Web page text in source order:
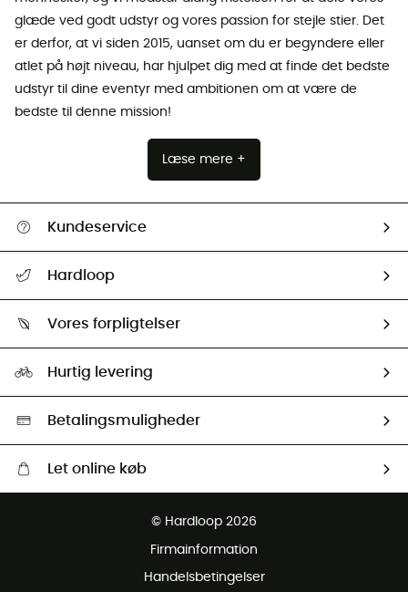
glæde ved godt udstyr og vores passion for stejle stier. Det
er derfor, at vi siden 2015, uanset om du er begyndere eller
atlet på højt niveau, har hjulpet dig med at finde det bedste
udstyr til dine eventyr med ambitionen om at være de
bedste til denne mission!
Læse mere +
Kundeservice
Returnering & Tilbagebetaling
Hardloop
Our ambassadors
Vores forpligtelser
HardGreen Udvalg
Hurtig levering
Betalingsmuligheder
Let online køb
© Hardloop 2026
Firmainformation
Handelsbetingelser